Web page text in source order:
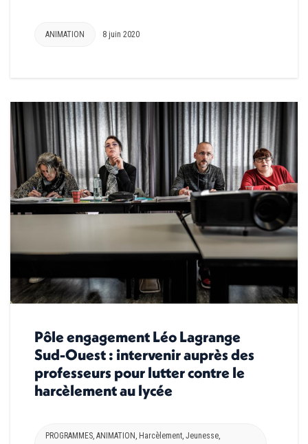
ANIMATION 8 juin 2020
Pôle engagement Léo Lagrange
Sud-Ouest : intervenir auprès des
professeurs pour lutter contre le
harcèlement au lycée
PROGRAMMES, ANIMATION , Harcèlement, Jeunesse,